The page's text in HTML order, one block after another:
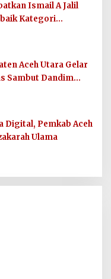
Ismail A Jalil
Kategori
Publik
Aceh Utara Gelar
Sambut Dandim
Digital, Pemkab Aceh
Ulama